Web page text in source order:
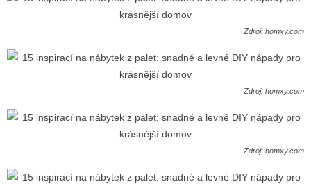
Zdroj: homxy.com
Zdroj: homxy.com
Zdroj: homxy.com